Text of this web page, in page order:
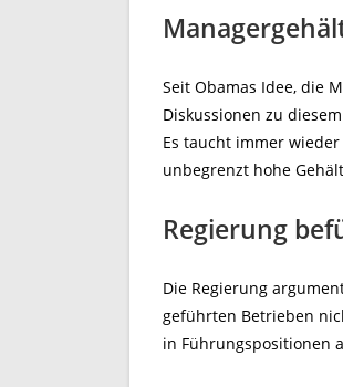
Seit Obamas Idee, die
Diskussionen zu
Es taucht immer
unbegrenzt hohe
Regierung
Die Regierung
geführten Betrieben
in Führungspositionen